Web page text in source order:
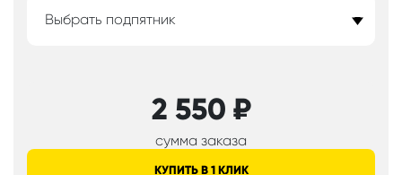
Выбрать подпятник
2 550 ₽
сумма заказа
КУПИТЬ В 1 КЛИК